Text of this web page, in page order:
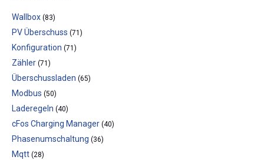
Wallbox (83)
PV Überschuss (71)
Konfiguration (71)
Zähler (71)
Überschussladen (65)
Modbus (50)
Laderegeln (40)
cFos Charging Manager (40)
Phasenumschaltung (36)
Mqtt (28)